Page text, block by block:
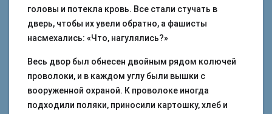
головы и потекла кровь. Все стали стучать в
дверь, чтобы их увели обратно, а фашисты
насмехались: «Что, нагулялись?»
Весь двор был обнесен двойным рядом колючей
проволоки, и в каждом углу были вышки с
вооруженной охраной. К проволоке иногда
подходили поляки, приносили картошку, хлеб и